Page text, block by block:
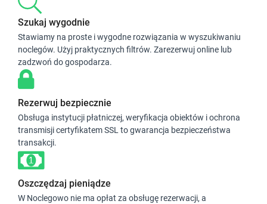
Szukaj wygodnie
Stawiamy na proste i wygodne rozwiązania w wyszukiwaniu
noclegów. Użyj praktycznych filtrów. Zarezerwuj online lub
zadzwoń do gospodarza.
Rezerwuj bezpiecznie
Obsługa instytucji płatniczej, weryfikacja obiektów i ochrona
transmisji certyfikatem SSL to gwarancja bezpieczeństwa
transakcji.
Oszczędzaj pieniądze
W Noclegowo nie ma opłat za obsługę rezerwacji, a